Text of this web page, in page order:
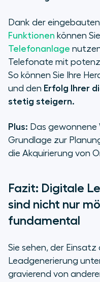
Dank der eingebauten
Funktionen können
Telefonanlage
Telefonate mit
So können Sie Ihre
und den Erfolg Ihrer
stetig steigern.
Plus: Das gewonnene
Grundlage zur
die Akquirierung von
Fazit: Digitale
sind nicht nur
fundamental
Sie sehen, der
Leadgenerierung
gravierend von